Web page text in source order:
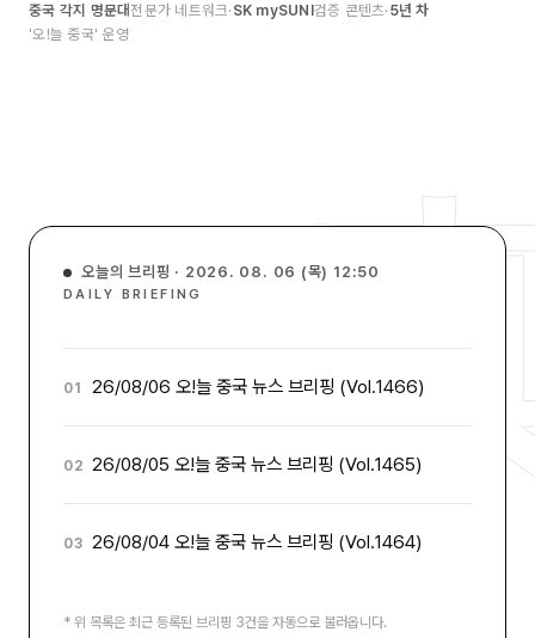
중국 각지 명문대 전문가 네트워크· SK mySUNI검증 콘텐츠· 5년 차
'오!늘 중국' 운영
오늘의 브리핑 · 2026. 08. 06 (목) 12:50
DAILY BRIEFING
01 26/08/06 오!늘 중국 뉴스 브리핑 (Vol.1466)
02 26/08/05 오!늘 중국 뉴스 브리핑 (Vol.1465)
03 26/08/04 오!늘 중국 뉴스 브리핑 (Vol.1464)
* 위 목록은 최근 등록된 브리핑 3건을 자동으로 불러옵니다.